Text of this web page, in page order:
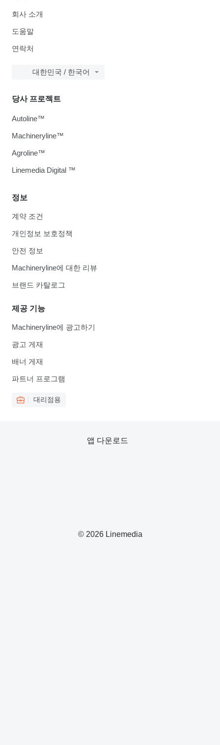
회사 소개
도움말
연락처
대한민국 / 한국어
정보
계약 조건
개인정보 보호정책
안전 정보
Machineryline에 대한 리뷰
브랜드 카탈로그
제공 기능
Machineryline에 광고하기
광고 게재
배너 게재
파트너 프로그램
대리점용
당사 프로젝트
Autoline™
Machineryline™
Agroline™
Linemedia Digital ™
© 2026 Linemedia
앱 다운로드